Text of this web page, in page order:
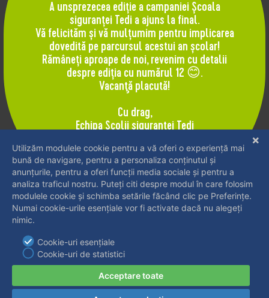
A unsprezecea ediție a campaniei Școala
siguranței Tedi a ajuns la final.
Vă felicităm și vă mulțumim pentru implicarea
dovedită pe parcursul acestui an școlar!
Rămâneți aproape de noi, revenim cu detalii
despre ediția cu numărul 12 😊.
Vacanţă placută!
Cu drag,
Echipa Şcolii siguranţei Tedi
Portret de învățător
Profesor pentru învățământul primar,
Andriescu Gabriela Marinela
1. De cât timp profesați?
De mai bine de 28 de ani, mi-am dedicat
viața învățământului primar. Pentru mine, a
fi învățător înseamnă să construiesc un
mediu în care fiecare copil să se simtă în
siguranță, ascultat și încurajat. Timpul
petrecut alături de copii nu se măsoară în